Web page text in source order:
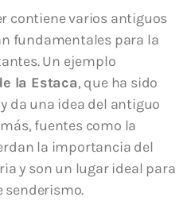
contiene varios antiguos
fundamentales para la
Un ejemplo
la Estaca, que ha sido
da una idea del antiguo
fuentes como la
la importancia del
y son un lugar ideal para